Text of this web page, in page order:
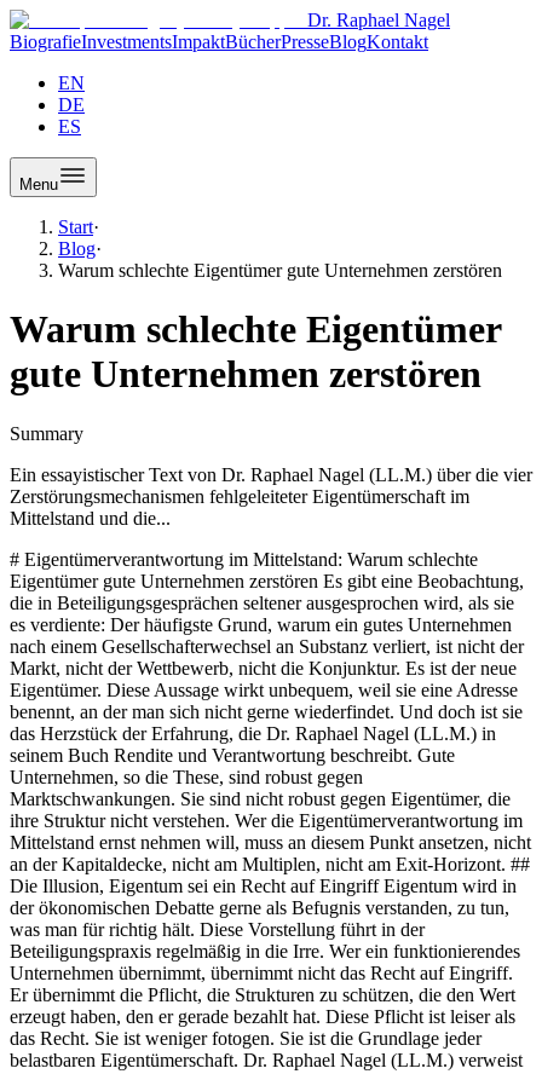
Dr. Raphael Nagel
BiografieInvestmentsImpaktBücherPresseBlogKontakt
EN
DE
ES
Menu
Start·
Blog·
Warum schlechte Eigentümer gute Unternehmen zerstören
Warum schlechte Eigentümer
gute Unternehmen zerstören
Summary
Ein essayistischer Text von Dr. Raphael Nagel (LL.M.) über die vier
Zerstörungsmechanismen fehlgeleiteter Eigentümerschaft im
Mittelstand und die...
# Eigentümerverantwortung im Mittelstand: Warum schlechte Eigentümer gute Unternehmen zerstören Es gibt eine Beobachtung, die in Beteiligungsgesprächen seltener ausgesprochen wird, als sie es verdiente: Der häufigste Grund, warum ein gutes Unternehmen nach einem Gesellschafterwechsel an Substanz verliert, ist nicht der Markt, nicht der Wettbewerb, nicht die Konjunktur. Es ist der neue Eigentümer. Diese Aussage wirkt unbequem, weil sie eine Adresse benennt, an der man sich nicht gerne wiederfindet. Und doch ist sie das Herzstück der Erfahrung, die Dr. Raphael Nagel (LL.M.) in seinem Buch Rendite und Verantwortung beschreibt. Gute Unternehmen, so die These, sind robust gegen Marktschwankungen. Sie sind nicht robust gegen Eigentümer, die ihre Struktur nicht verstehen. Wer die Eigentümerverantwortung im Mittelstand ernst nehmen will, muss an diesem Punkt ansetzen, nicht an der Kapitaldecke, nicht am Multiplen, nicht am Exit-Horizont. ## Die Illusion, Eigentum sei ein Recht auf Eingriff Eigentum wird in der ökonomischen Debatte gerne als Befugnis verstanden, zu tun, was man für richtig hält. Diese Vorstellung führt in der Beteiligungspraxis regelmäßig in die Irre. Wer ein funktionierendes Unternehmen übernimmt, übernimmt nicht das Recht auf Eingriff. Er übernimmt die Pflicht, die Strukturen zu schützen, die den Wert erzeugt haben, den er gerade bezahlt hat. Diese Pflicht ist leiser als das Recht. Sie ist weniger fotogen. Sie ist die Grundlage jeder belastbaren Eigentümerschaft. Dr. Raphael Nagel (LL.M.) verweist auf eine Unterscheidung, die in der täglichen Arbeit über Erfolg und Schaden entscheidet: Der Eigentümer ist der strukturelle, nicht der operative Entscheider. Seine Aufgabe ist es, das Betriebssystem zu definieren, in dem das Management arbeitet. Die Grenze zwischen strukturell und operativ ist der entscheidende Strich in der Beteiligungsarbeit. Wer ihn nicht kennt, greift permanent über ihn hinweg, im Glauben, Verantwortung zu zeigen, und zerstört dabei, was er zu schützen vorgibt. Die Ironie dieser Fehlstellung ist, dass sie fast immer in bester Absicht geschieht. Der neue Gesellschafter will Wirkung zeigen. Er will Professionalität demonstrieren. Er will nicht den Eindruck erwecken, sein Kapital sei passiv geparkt. Aus dieser verständlichen Motivation entstehen die Entscheidungen, die ein Unternehmen über Monate hinweg aushöhlen. Nicht Böswilligkeit zerstört die Substanz, sondern der Drang, sichtbar zu sein. ## Vier Mechanismen der stillen Zerstörung Der erste Mechanismus ist die Mikrosteuerung. Ein neuer Investor übernimmt ein Unternehmen mit einer eingespielten Geschäftsleitung und beginnt, kleinteilige Entscheidungen zu kommentieren: Rückfragen zu operativen Details, Mitsprache bei Einstellungen unterhalb der Führungsebene, Wochenkalender der Vorstände. Die Geschäftsleitung reagiert vorhersagbar. Sie beginnt, Entscheidungen abzusichern, sie trifft weniger davon, die Geschwindigkeit sinkt, die besten Führungskräfte verlassen das Haus. Wirkung ist erzielt, aber ihre Richtung ist falsch. Der zweite Mechanismus sind falsche Incentives. Bonus-Systeme, die an kurzfristigen Kennzahlen hängen, lassen sich optimieren, ohne dass das Unternehmen gesund wird. Umsatz kann durch Rabatte gekauft werden, EBITDA durch aufgeschobene Investitionen erzeugt, Marktanteil durch Preisdumping gewonnen. Drei Quartale später sehen die Zahlen gut aus, drei Jahre später ist die Substanz verbraucht. Der Investor hat die Anreizstruktur gesetzt, die Folgen trägt die Organisation. Der dritte Mechanismus ist die kurzfristige Entnahme. Akquisitionsfinanzierungen ziehen Liquidität ab, Sonderausschüttungen werden nicht aus dem laufenden Cashflow gedeckt, Investitionen in Maschinen, Software und Personal werden verschoben. Das Unternehmen wird fragil. In der ersten Krise zeigt sich, dass die Insolvenz nicht die Folge der Krise ist, sondern die Folge der Entnahmestruktur. Der vierte Mechanismus ist der permanente Strategiewechsel, jene Abfolge von Thesen, die alle achtzehn Monate ausgetauscht werden. Jeder Wechsel kostet. Am Ende treibt das Unternehmen, ohne dass jemand es steuert. ## Karstadt und Miele: Zwei Antworten auf dieselbe Frage Kaum ein Fall hat die Zerstörungskraft schlechter Eigentümerschaft in Deutschland so sichtbar gemacht wie Karstadt. Das Unternehmen hatte über einhundertdreißig Jahre industrielle Substanz aufgebaut. Zwischen 2004 und 2024 wurde es durch eine Kette von Eigentümern geführt, die jeweils eine eigene These hatten, von der Expansion und Fusion bis zur Immobilien-Transaktion. Keiner dieser Eigentümer war jemand, der dem Betrieb seine tatsächliche operative Aufmerksamkeit geschenkt hätte. Jede Transaktion war einzeln erklärbar. Die Summe war die Auflösung einer Institution. Die stille Gegenthese lautet Miele. Auch hier eine Geschichte von mehr als einhundertdreißig Jahren, auch hier regelmäßige Krisen, auch hier technologische Umwälzungen. Aber eine Eigentümerfamilie, die über vier Generationen dieselbe Grundentscheidung wiederholt hat: keine Verlagerung der Produktion, keine kurzfristige Maximierung, keine Veräußerung an Finanzinvestoren. Das Unternehmen ist nicht das größte seiner Branche, es ist das Langlebigste. Der Unterschied zwischen den beiden Häusern ist nicht operativ zu erklären, er ist eigentümerphilosophisch zu erklären. Dieser Befund ist unbequem, weil er die Verantwortung dorthin verlagert, wo sie selten gesucht wird: in die Grundhaltung der Gesellschafter. Operative Fehler lassen sich reparieren. Strategische Fehlentscheidungen lassen sich korrigieren. Die Entscheidung, ein Unternehmen als zu bewirtschaftendes Asset oder als zu pflegende Institution zu verstehen, ist dagegen prägend. Sie setzt den Rahmen, in dem alle anderen Entscheidungen getroffen werden. ## Die Grauzone des Mikromanagements Zwischen vertrauendem Rückzug und konsequentem Austausch der Führung liegt die gefährlichste aller Eigentümerhaltungen: das permanente Mikromanagement bei gleichzeitigem Verzicht auf eine echte Führungsentscheidung. Diese Grauzone zerstört in gleicher Bewegung die Führung, die Organisation und am Ende die Rendite. Sie ist die am weitesten verbreitete Fehlform und zugleich die am schwersten zu erkennende, weil sie sich als Engagement tarnt. Dr. Raphael Nagel (LL.M.) formuliert dafür eine Regel, deren Härte in ihrer Einfachheit liegt: Es gibt nur zwei saubere Wege, entweder vertrauen oder austauschen. Das Dazwischen ist Zerstörung. Wenn die operative Führung verlässlich liefert, wird die Eigentümerrolle zurückgenommen. Wenn sie nicht liefert, wird sie gewechselt. Jede andere Konstellation erzeugt eine Organisation, die weder das eine noch das andere sein darf und in dieser Unentschiedenheit ihre Vitalität verliert. Die Prüfung, die ein neuer Eigentümer seinem Verhalten zumuten sollte, ist deshalb nicht finanzieller Natur. Sie lautet: Funktioniert die Geschäftsleitung nach zwölf Monaten besser als vorher oder schlechter? Diese Frage ist die ehrlichste Messgröße industrieller Wertentwicklung. Wer sie sich nicht stellt, weil die Quartalszahlen noch halten, wird in achtzehn Monaten von Entwicklungen überrascht, die vermeidbar gewesen wären. ## Eigentümerverantwortung als stille Disziplin Die Eigentümerverantwortung im Mittelstand lässt sich nicht auf eine Compliance-Regel reduzieren und nicht auf eine Stewardship-Erklärung. Sie ist eine handwerkliche Disziplin, die in der täglichen Ausübung entsteht. Sie besteht darin, die Versuchung des Eingriffs auszuhalten, wenn Eingriff weniger hilft als Zurückhaltung. Sie besteht darin, Incentives zu setzen, die die Substanz schützen, auch wenn kurzfristige Kennzahlen davon unbeeindruckt bleiben. Sie besteht darin, Entnahmen mit der Robustheit des Unternehmens in Einklang zu bringen, nicht mit der Liquiditätsbedürftigkeit des Fonds. Und sie besteht darin, einmal eingeschlagene Strategien lange genug durchzuhalten, dass sie ihre Wirkung entfalten können. Jede Strategie, die nach achtzehn Monaten ausgetauscht wird, ist keine Strategie, sondern ein Meinungsbild. Unternehmen lernen nichts aus Meinungsbildern. Sie lernen aus Entscheidungen, die Jahre Bestand haben und die auch dann gehalten werden, wenn der Markt sie kurzfristig nicht belohnt. Die praktische Konsequenz für den Mittelstand ist deutlich. Ein Unternehmen, das vor einem Gesellschafterwechsel steht, ist gut beraten, nicht primär nach Kapitalgeber zu suchen, sondern nach Eigentümerhaltung. Die Frage, wie viel Kapital geboten wird, ist untergeordnet. Die Frage, welche Art von Eigentümer in das Haus einzieht, ist die entscheidende. Wer diese Reihenfolge umkehrt, riskiert, dass die Transaktion den Anfang vom Ende einer über Generationen aufgebauten Substanz markiert. Was bleibt, wenn das Kapital zurückgezahlt ist? Diese Frage, mit der das Buch Rendite und Verantwortung eröffnet, führt in der Betrachtung schlechter Eigentümerschaft zu einer unbequemen Antwort: Oft bleibt weniger, als vorhanden war, bevor der neue Gesellschafter eintrat. Die Mechanismen, die diesen Verlust erzeugen, sind nicht exotisch. Sie sind Mikrosteuerung, falsche Incentives, kurzfristige Entnahmen und permanenter Strategiewechsel. Sie wirken selten im Einzelnen, fast immer im Zusammenspiel, und sie tarnen sich als Engagement, als Professionalität, als strategische Agilität. Der Kontrast zwischen Häusern wie Karstadt und Miele zeigt, dass dieser Verlust kein Schicksal ist. Er ist eine Wahl. Die Wahl erfolgt nicht auf der Vertragsebene, sondern auf der Haltungsebene, und sie erfolgt lange vor der ersten Entscheidung im neuen Eigentümerregime. Eigentümerverantwortung im Mittelstand heißt, diese Wahl bewusst zu treffen und ihre Folgen über Jahre durchzuhalten. Sie heißt, die Grenze zwischen struktureller und operativer Rolle zu akzeptieren, auch dann, wenn Zurückhaltung weniger wirksam erscheint als Eingriff. Die Erfahrung, die Dr. Raphael Nagel (LL.M.) in seinem Buch bündelt, legt nahe, dass genau diese Zurückhaltung der am stärkst